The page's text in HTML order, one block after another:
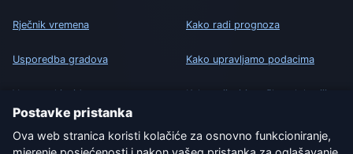
Rječnik vremena
Usporedba gradova
Vremenski widget
Kako radi prognoza
Kako upravljamo podacima
Kako prijaviti grešku u lokaciji
PRAVNO
Postavke pristanka
Ova web stranica koristi kolačiće za osnovno funkcioniranje,